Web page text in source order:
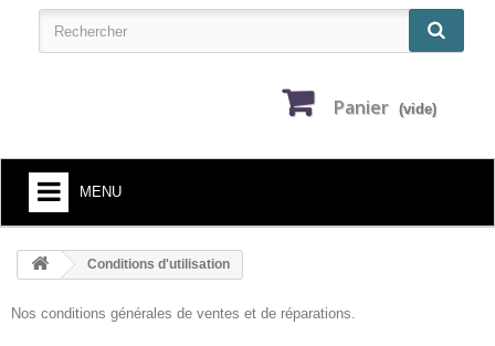
Panier (vide)
MENU
HOME
Conditions d'utilisation
Nos conditions générales de ventes et de réparations.